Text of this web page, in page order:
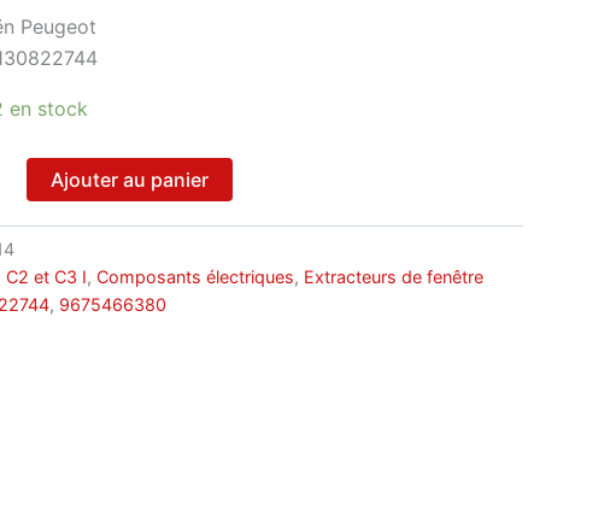
Peugeot
en stock
Ajouter au panier
C2 et C3 I, Composants électriques, Extracteurs de fenêtre
, 9675466380